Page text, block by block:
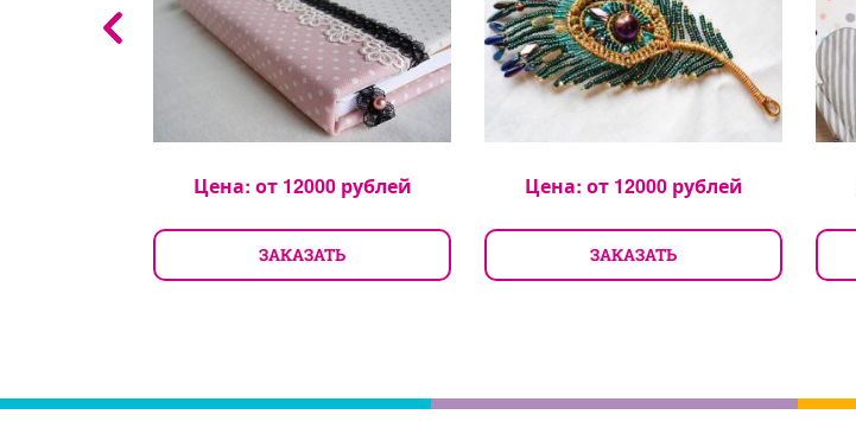
Цена: от 12000рублей
ЗАКАЗАТЬ
Цена: от 12000рублей
ЗАКАЗАТЬ